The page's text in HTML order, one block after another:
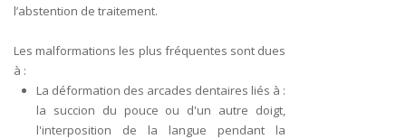
l’abstention de traitement.
Les malformations les plus fréquentes sont dues
à :
La déformation des arcades dentaires liés à :
la succion du pouce ou d'un autre doigt,
l'interposition de la langue pendant la